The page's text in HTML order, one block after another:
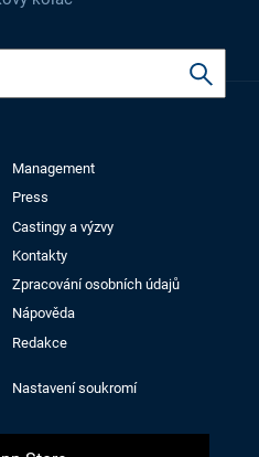
Management
Press
Castingy a výzvy
Kontakty
Zpracování osobních údajů
Nápověda
Redakce
Nastavení soukromí